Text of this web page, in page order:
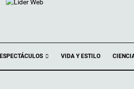
ESPECTÁCULOS VIDA Y ESTILO